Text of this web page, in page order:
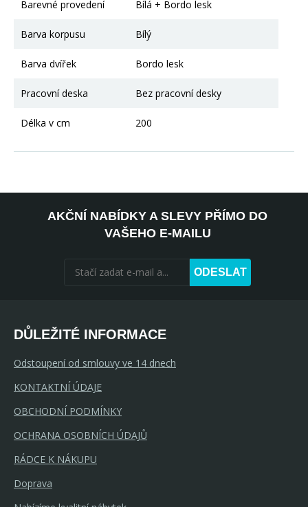
Barevné provedení Bílá + Bordo lesk
Barva korpusu Bílý
Barva dvířek Bordo lesk
Pracovní deska Bez pracovní desky
Délka v cm 200
AKČNÍ NABÍDKY A SLEVY PŘÍMO DO
VAŠEHO E-MAILU
ODESLAT
DŮLEŽITÉ INFORMACE
Odstoupení od smlouvy ve 14 dnech
KONTAKTNÍ ÚDAJE
OBCHODNÍ PODMÍNKY
OCHRANA OSOBNÍCH ÚDAJŮ
RÁDCE K NÁKUPU
Doprava